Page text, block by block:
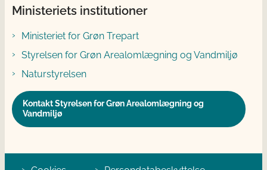
Ministeriets institutioner
Ministeriet for Grøn Trepart
Styrelsen for Grøn Arealomlægning og Vandmiljø
Naturstyrelsen
Kontakt Styrelsen for Grøn Arealomlægning og
Vandmiljø